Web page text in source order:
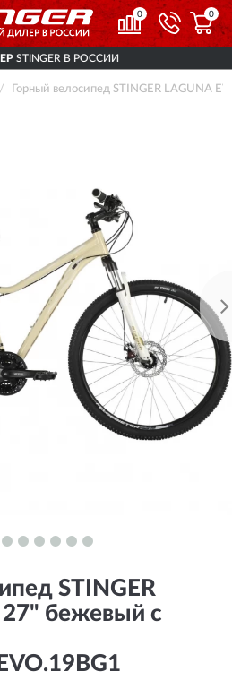
0 0
Горный велосипед STINGER LAGUNA
STINGER
27" бежевый с